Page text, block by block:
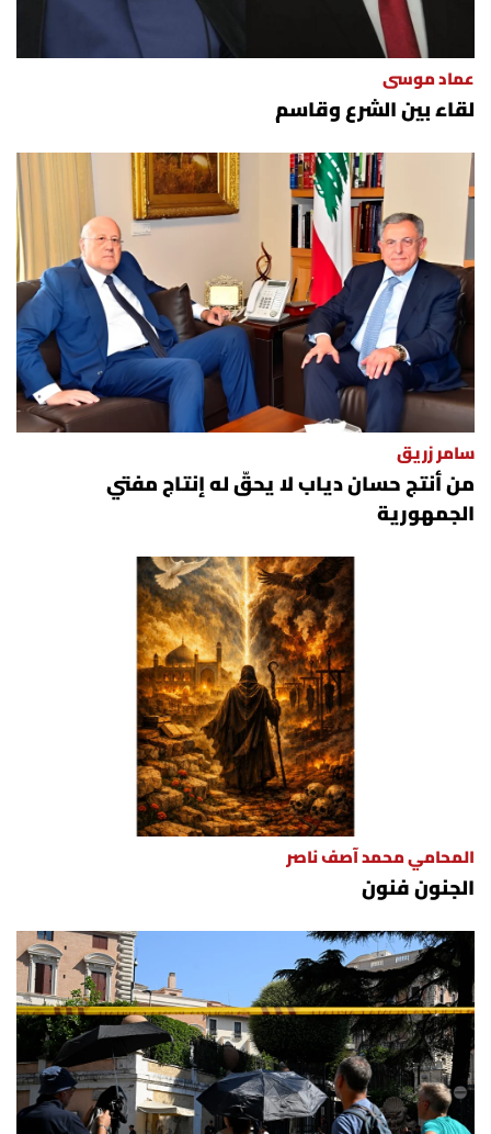
عماد موسى
لقاء بين الشرع وقاسم
سامر زريق
من أنتج حسان دياب لا يحقّ له إنتاج مفتي
الجمهورية
المحامي محمد آصف ناصر
الجنون فنون